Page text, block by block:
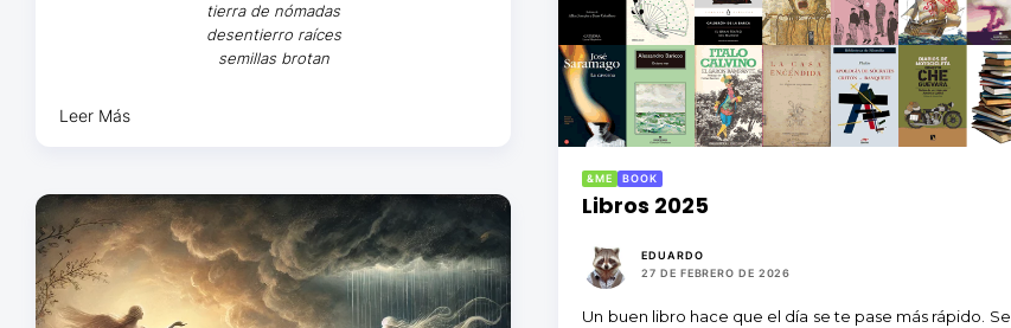
tierra de nómadas
desentierro raíces
semillas brotan
Leer Más
&ME BOOK
Libros 2025
EDUARDO
27 DE FEBRERO DE 2026
Un buen libro hace que el día se te pase más rápido. Se